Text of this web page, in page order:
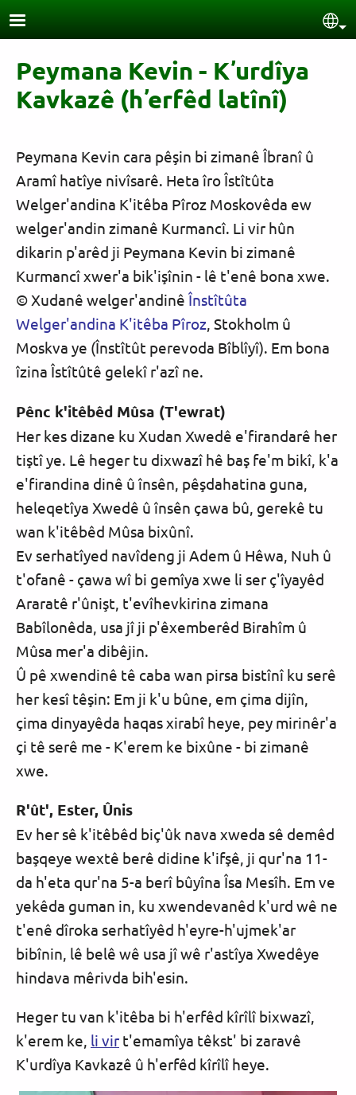
Skip to main content
Peymana Kevin - Kʼurdîya
Kavkazê (hʼerfêd latînî)
Peymana Kevin cara pêşin bi zimanê Îbranî û
Aramî hatîye nivîsarê. Heta îro Îstîtûta
Welger'andina K'itêba Pîroz Moskovêda ew
welger'andin zimanê Kurmancî. Li vir hûn
dikarin p'arêd ji Peymana Kevin bi zimanê
Kurmancî xwer'a bik'işînin - lê t'enê bona xwe.
© Xudanê welger'andinê Înstîtûta
Welger'andina K'itêba Pîroz, Stokholm û
Moskva ye (Înstîtût perevoda Bîblîyî). Em bona
îzina Îstîtûtê gelekî r'azî ne.
Pênc k'itêbêd Mûsa (T'ewrat)
Her kes dizane ku Xudan Xwedê e'firandarê her
tiştî ye. Lê heger tu dixwazî hê baş fe'm bikî, k'a
e'firandina dinê û însên, pêşdahatina guna,
heleqetîya Xwedê û însên çawa bû, gerekê tu
wan k'itêbêd Mûsa bixûnî.
Ev serhatîyed navîdeng ji Adem û Hêwa, Nuh û
t'ofanê - çawa wî bi gemîya xwe li ser ç'îyayêd
Araratê r'ûnişt, t'evîhevkirina zimana
Babîlonêda, usa jî ji p'êxemberêd Birahîm û
Mûsa mer'a dibêjin.
Û pê xwendinê tê caba wan pirsa bistînî ku serê
her kesî têşin: Em ji k'u bûne, em çima dijîn,
çima dinyayêda haqas xirabî heye, pey mirinêr'a
çi tê serê me - K'erem ke bixûne - bi zimanê
xwe.
R'ût', Ester, Ûnis
Ev her sê k'itêbêd biç'ûk nava xweda sê demêd
başqeye wextê berê didine k'ifşê, ji qur'na 11-
da h'eta qur'na 5-a berî bûyîna Îsa Mesîh. Em ve
yekêda guman in, ku xwendevanêd k'urd wê ne
t'enê dîroka serhatîyêd h'eyre-h'ujmek'ar
bibînin, lê belê wê usa jî wê r'astîya Xwedêye
hindava mêrivda bih'esin.
Heger tu van k'itêba bi h'erfêd kîrîlî bixwazî,
k'erem ke, li vir t'emamîya têkst' bi zaravê
K'urdîya Kavkazê û h'erfêd kîrîlî heye.